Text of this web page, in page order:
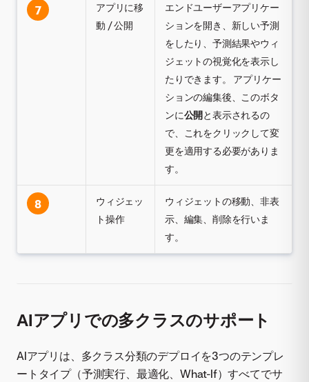
7
アプリに移
動 / 公開
エンドユーザーアプリケー
ションを開き、新しい予測
をしたり、予測結果やウィ
ジェットの視覚化を表示し
たりできます。 アプリケー
ションの編集後、このボタ
ンに公開と表示されるの
で、これをクリックして変
更を適用する必要がありま
す。
8
ウィジェッ
ト操作
ウィジェットの移動、非表
示、編集、削除を行いま
す。
AIアプリでの多クラスのサポート
AIアプリは、多クラス分類のデプロイを3つのテンプレ
ートタイプ（予測実行、最適化、What-If）すべてでサ